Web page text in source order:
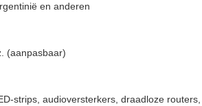
en anderen
(aanpasbaar)
strips, audioversterkers, draadloze